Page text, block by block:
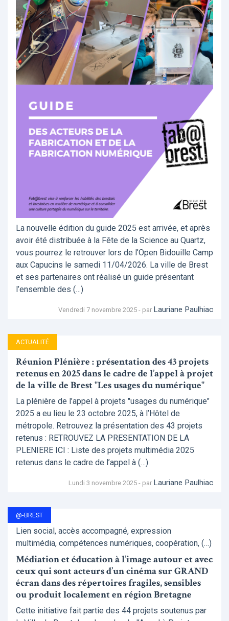
La nouvelle édition du guide 2025 est arrivée, et après
avoir été distribuée à la Fête de la Science au Quartz,
vous pourrez le retrouver lors de l’Open Bidouille Camp
aux Capucins le samedi 11/04/2026. La ville de Brest
et ses partenaires ont réalisé un guide présentant
l’ensemble des (…)
Vendredi 7 novembre 2025 - par Lauriane Paulhiac
ACTUALITÉ
Réunion Plénière : présentation des 43 projets
retenus en 2025 dans le cadre de l’appel à projet
de la ville de Brest "Les usages du numérique"
La plénière de l’appel à projets "usages du numérique"
2025 a eu lieu le 23 octobre 2025, à l’Hôtel de
métropole. Retrouvez la présentation des 43 projets
retenus : RETROUVEZ LA PRESENTATION DE LA
PLENIERE ICI : Liste des projets multimédia 2025
retenus dans le cadre de l’appel à (…)
Lundi 3 novembre 2025 - par Lauriane Paulhiac
@-BREST
Lien social, accès accompagné, expression
multimédia, compétences numériques, coopération, (…)
Médiation et éducation à l’image autour et avec
ceux qui sont acteurs d’un cinéma sur GRAND
écran dans des répertoires fragiles, sensibles
ou produit localement en région Bretagne
Cette initiative fait partie des 44 projets soutenus par